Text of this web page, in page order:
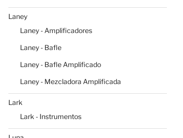
Laney
Laney - Amplificadores
Laney - Bafle
Laney - Bafle Amplificado
Laney - Mezcladora Amplificada
Lark
Lark - Instrumentos